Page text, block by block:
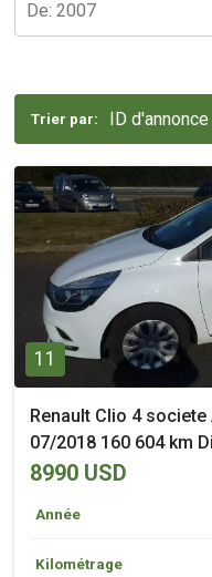
Trier par:
11
Renault Clio 4 societe
07/2018 160 604 km
8990 USD
Année
Kilométrage